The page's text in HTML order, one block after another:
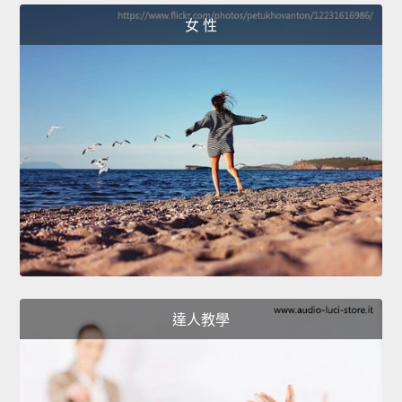
女 性
達人教學